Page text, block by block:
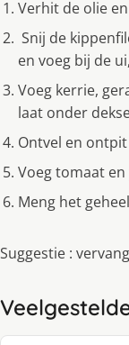
Verhit de olie
Snij de
en voeg bij de
Voeg kerrie,
laat onder
Ontvel en
Voeg tomaat
Meng het
Suggestie :